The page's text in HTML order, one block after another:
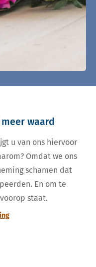
waard
u van ons hiervoor
Omdat we ons
schamen dat
En om te
staat.